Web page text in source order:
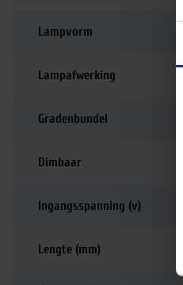
Lampvorm
Lampafwerking
Gradenbundel
Dimbaar
Ingangsspanning (v)
Lengte (mm)